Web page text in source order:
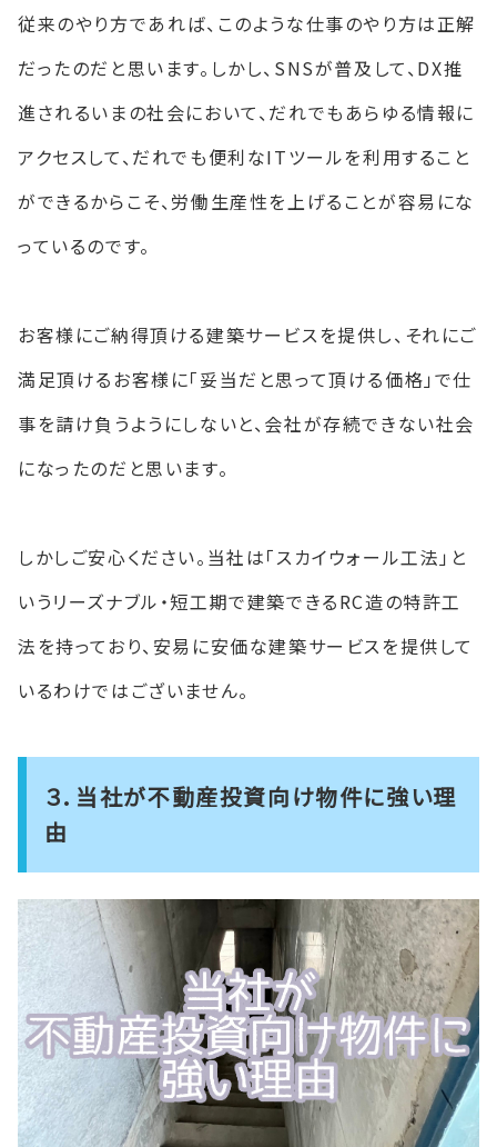
従来のやり方であれば、このような仕事のやり方は正解
だったのだと思います。しかし、SNSが普及して、DX推
進されるいまの社会において、だれでもあらゆる情報に
アクセスして、だれでも便利なITツールを利用すること
ができるからこそ、労働生産性を上げることが容易にな
っているのです。
お客様にご納得頂ける建築サービスを提供し、それにご
満足頂けるお客様に「妥当だと思って頂ける価格」で仕
事を請け負うようにしないと、会社が存続できない社会
になったのだと思います。
しかしご安心ください。当社は「スカイウォール工法」と
いうリーズナブル・短工期で建築できるRC造の特許工
法を持っており、安易に安価な建築サービスを提供して
いるわけではございません。
３．当社が不動産投資向け物件に強い理
由